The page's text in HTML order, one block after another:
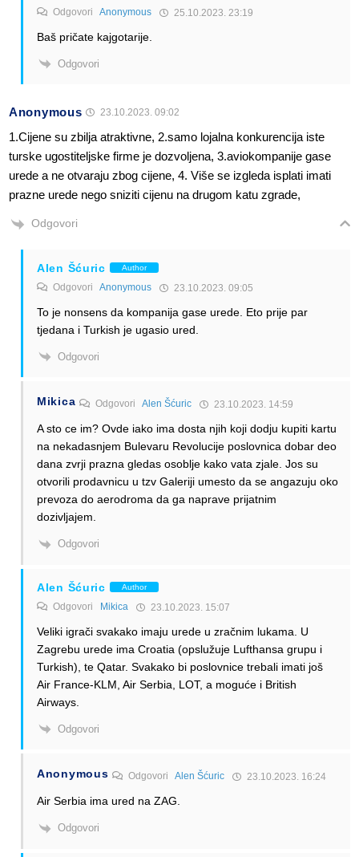
Odgovori Anonymous 25.10.2023. 23:19
Baš pričate kajgotarije.
Odgovori
Anonymous 23.10.2023. 09:02
1.Cijene su zbilja atraktivne, 2.samo lojalna konkurencija iste
turske ugostiteljske firme je dozvoljena, 3.aviokompanije gase
urede a ne otvaraju zbog cijene, 4. Više se izgleda isplati imati
prazne urede nego sniziti cijenu na drugom katu zgrade,
Odgovori
Alen Šćuric Author
Odgovori Anonymous 23.10.2023. 09:05
To je nonsens da kompanija gase urede. Eto prije par
tjedana i Turkish je ugasio ured.
Odgovori
Mikica OdgovoriAlen Šćuric 23.10.2023. 14:59
A sto ce im? Ovde iako ima dosta njih koji dodju kupiti kartu
na nekadasnjem Bulevaru Revolucije poslovnica dobar deo
dana zvrji prazna gledas osoblje kako vata zjale. Jos su
otvorili prodavnicu u tzv Galeriji umesto da se angazuju oko
prevoza do aerodroma da ga naprave prijatnim
dozivljajem.
Odgovori
Alen Šćuric Author
Odgovori Mikica 23.10.2023. 15:07
Veliki igrači svakako imaju urede u zračnim lukama. U
Zagrebu urede ima Croatia (opslužuje Lufthansa grupu i
Turkish), te Qatar. Svakako bi poslovnice trebali imati još
Air France-KLM, Air Serbia, LOT, a moguće i British
Airways.
Odgovori
Anonymous OdgovoriAlen Šćuric 23.10.2023. 16:24
Air Serbia ima ured na ZAG.
Odgovori